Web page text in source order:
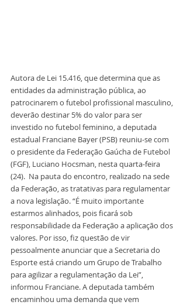
Autora de Lei 15.416, que determina que as
entidades da administração pública, ao
patrocinarem o futebol profissional masculino,
deverão destinar 5% do valor para ser
investido no futebol feminino, a deputada
estadual Franciane Bayer (PSB) reuniu-se com
o presidente da Federação Gaúcha de Futebol
(FGF), Luciano Hocsman, nesta quarta-feira
(24).  Na pauta do encontro, realizado na sede
da Federação, as tratativas para regulamentar
a nova legislação. “É muito importante
estarmos alinhados, pois ficará sob
responsabilidade da Federação a aplicação dos
valores. Por isso, fiz questão de vir
pessoalmente anunciar que a Secretaria do
Esporte está criando um Grupo de Trabalho
para agilizar a regulamentação da Lei”,
informou Franciane. A deputada também
encaminhou uma demanda que vem